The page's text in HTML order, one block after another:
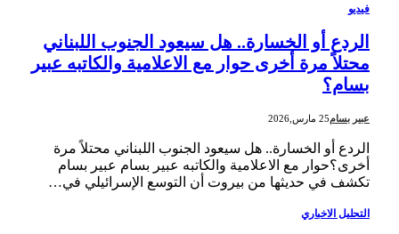
فيديو
الردع أو الخسارة.. هل سيعود الجنوب اللبناني
محتلاً مرة أخرى حوار مع الاعلامية والكاتبه عبير
بسام؟
عبير بسام25 مارس,2026
الردع أو الخسارة.. هل سيعود الجنوب اللبناني محتلاً مرة
أخرى؟حوار مع الاعلامية والكاتبه عبير بسام عبير بسام
تكشف في حديثها من بيروت أن التوسع الإسرائيلي في…
التحليل الاخباري